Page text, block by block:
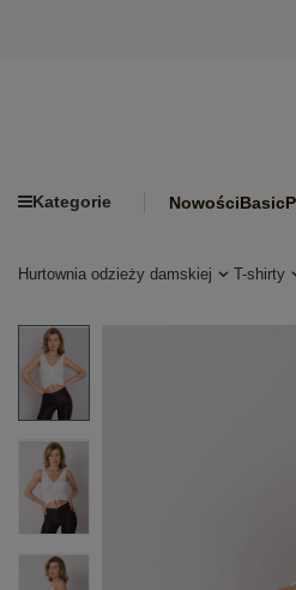
Kategorie NowościBasic
Hurtownia odzieży damskiej T-shirty